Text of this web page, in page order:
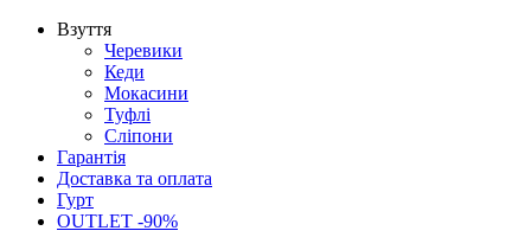
Взуття
Черевики
Кеди
Мокасини
Туфлі
Сліпони
Гарантія
Доставка та оплата
Гурт
OUTLET -90%